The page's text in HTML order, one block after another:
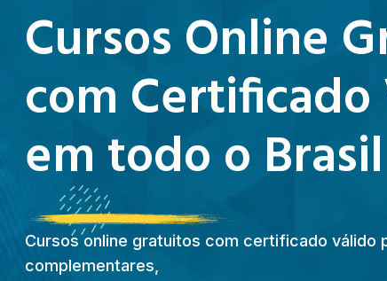
Cursos Online
com
em todo o Brasil
Cursos online gratuitos com certificado válido
complementares,